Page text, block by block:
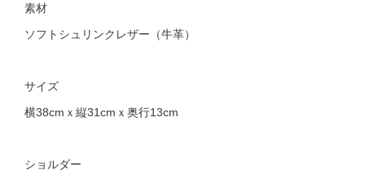
素材
ソフトシュリンクレザー（牛革）
サイズ
横38cmｘ縦31cmｘ奥行13cm
ショルダー